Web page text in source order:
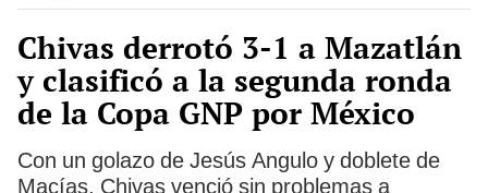
Chivas derrotó 3-1 a Mazatlán
y clasificó a la segunda ronda
de la Copa GNP por México
Con un golazo de Jesús Angulo y doblete de
Macías, Chivas venció sin problemas a